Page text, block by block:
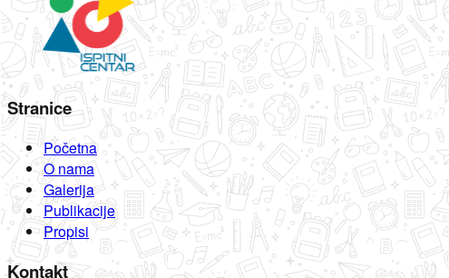
Stranice
Početna
O nama
Galerija
Publikacije
Propisi
Kontakt